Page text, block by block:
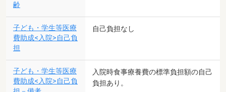
齢
子ども・学生等医療
費助成<入院>自己負
担
自己負担なし
子ども・学生等医療
費助成<入院>自己負
入院時食事療養費の標準負担額の自己
負担あり。